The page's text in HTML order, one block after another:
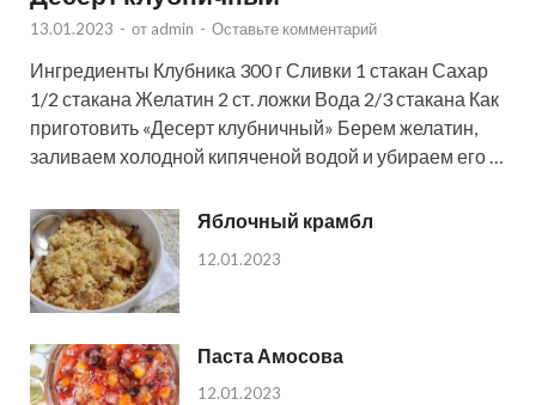
13.01.2023 - от admin - Оставьте комментарий
Ингредиенты Клубника 300 г Сливки 1 стакан Сахар
1/2 стакана Желатин 2 ст. ложки Вода 2/3 стакана Как
приготовить «Десерт клубничный» Берем желатин,
заливаем холодной кипяченой водой и убираем его …
Яблочный крамбл
12.01.2023
Паста Амосова
12.01.2023